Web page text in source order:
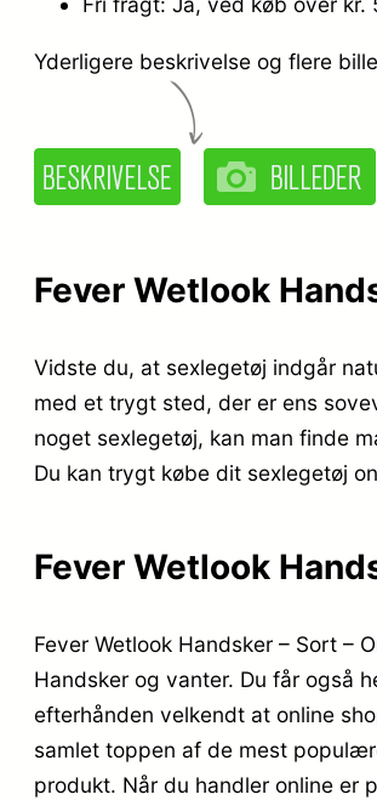
Yderligere beskrivelse og flere
Fever Wetlook
Vidste du, at sexlegetøj indgår
med et trygt sted, der er ens
noget sexlegetøj, kan man finde
Du kan trygt købe dit sexlegetøj
Fever Wetlook
Fever Wetlook Handsker – Sort –
Handsker og vanter. Du får også
efterhånden velkendt at online
samlet toppen af de mest
produkt. Når du handler online er